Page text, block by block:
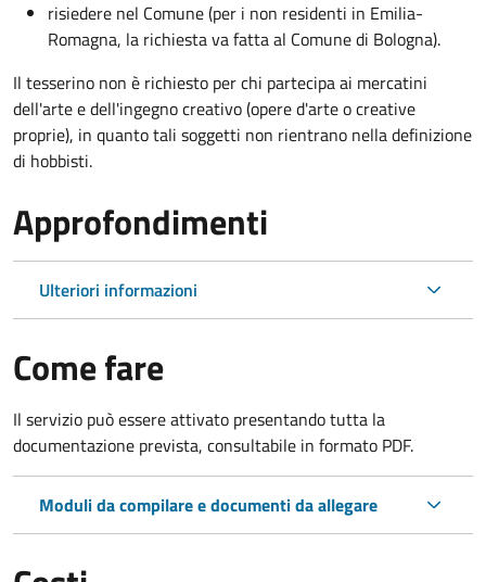
risiedere nel Comune (per i non residenti in Emilia-
Romagna, la richiesta va fatta al Comune di Bologna).
Il tesserino non è richiesto per chi partecipa ai mercatini
dell'arte e dell'ingegno creativo (opere d'arte o creative
proprie), in quanto tali soggetti non rientrano nella definizione
di hobbisti.
Approfondimenti
Ulteriori informazioni
Come fare
Il servizio può essere attivato presentando tutta la
documentazione prevista, consultabile in formato PDF.
Moduli da compilare e documenti da allegare